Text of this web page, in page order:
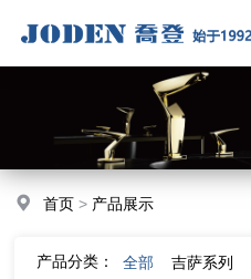
首页 > 产品展示
产品分类： 全部 吉萨系列